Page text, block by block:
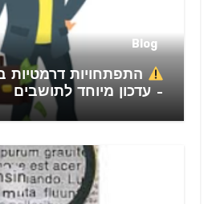
Blog
התפתחויות דרמטיות
– עדכון מיוחד לתושבים